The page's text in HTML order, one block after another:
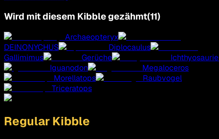
Wird mit diesem Kibble gezähmt(11)
Archaeopteryx
DEINONYCHUS
Diplocaulus
Gallimimus
Gerüche
Iguanodon
Megaloceros
Morellatops
Raubvogel
Triceratops
Regular Kibble